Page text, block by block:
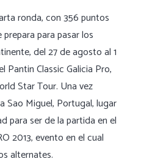
ronda, con 356 puntos
para pasar los
del 27 de agosto al 1
Pantin Classic Galicia Pro,
Star Tour. Una vez
Sao Miguel, Portugal, lugar
para ser de la partida en el
2013, evento en el cual
alternates.